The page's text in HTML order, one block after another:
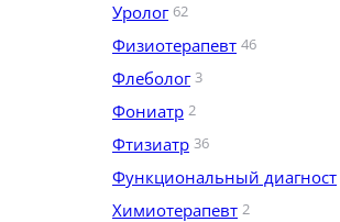
Уролог 62
Физиотерапевт 46
Флеболог 3
Фониатр 2
Фтизиатр 36
Функциональный диагност
Химиотерапевт 2